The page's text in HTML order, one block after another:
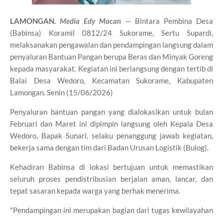
LAMONGAN. Media Edy Macan — Bintara Pembina Desa
(Babinsa) Koramil 0812/24 Sukorame, Sertu Supardi,
melaksanakan pengawalan dan pendampingan langsung dalam
penyaluran Bantuan Pangan berupa Beras dan Minyak Goreng
kepada masyarakat. Kegiatan ini berlangsung dengan tertib di
Balai Desa Wedoro, Kecamatan Sukorame, Kabupaten
Lamongan. Senin (15/06/2026)
​Penyaluran bantuan pangan yang dialokasikan untuk bulan
Februari dan Maret ini dipimpin langsung oleh Kepala Desa
Wedoro, Bapak Sunari, selaku penanggung jawab kegiatan,
bekerja sama dengan tim dari Badan Urusan Logistik (Bulog).
​Kehadiran Babinsa di lokasi bertujuan untuk memastikan
seluruh proses pendistribusian berjalan aman, lancar, dan
tepat sasaran kepada warga yang berhak menerima.
​"Pendampingan ini merupakan bagian dari tugas kewilayahan